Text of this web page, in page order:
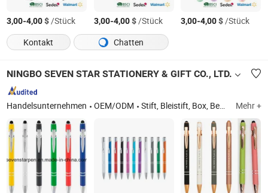
3,00-4,00$/Stück 3,00-4,00$/Stück 3,00-4,00$/Stück
Kontakt
Chatten
NINGBO SEVEN STAR STATIONERY & GIFT CO., LTD.
Handelsunternehmen OEM/ODM Stift, Bleistift, Box, Becher, Wasserflasche, Schreibwaren, Textmarker, Permanentmarker Mehr +